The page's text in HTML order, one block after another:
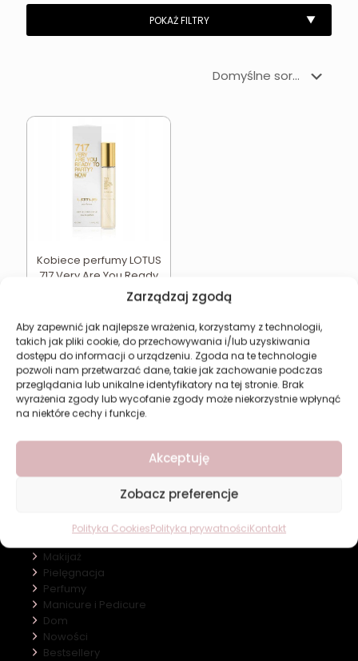
Zarządzaj zgodą
Aby zapewnić jak najlepsze wrażenia, korzystamy z technologii,
takich jak pliki cookie, do przechowywania i/lub uzyskiwania
dostępu do informacji o urządzeniu. Zgoda na te technologie
pozwoli nam przetwarzać dane, takie jak zachowanie podczas
przeglądania lub unikalne identyfikatory na tej stronie. Brak
wyrażenia zgody lub wycofanie zgody może niekorzystnie wpłynąć
na niektóre cechy i funkcje.
Akceptuję
Zobacz preferencje
Polityka CookiesPolityka prywatnościKontakt
Kobiece perfumy LOTUS
717 Very Are You Ready
To Party? Now
Dodaj do koszyka
Revers Cosmetics
Nasz marki
Makijaż
Pielęgnacja
Perfumy
Manicure i Pedicure
Dom
Nowości
Bestsellery